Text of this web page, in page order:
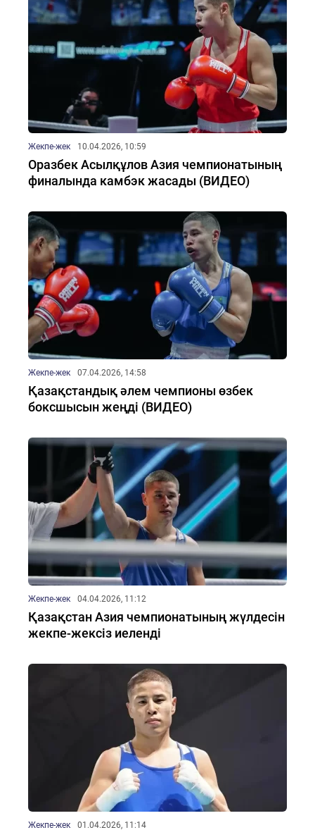
Жекпе-жек 10.04.2026, 10:59
Оразбек Асылқұлов Азия чемпионатының
финалында камбэк жасады (ВИДЕО)
Жекпе-жек 07.04.2026, 14:58
Қазақстандық әлем чемпионы өзбек
боксшысын жеңді (ВИДЕО)
Жекпе-жек 04.04.2026, 11:12
Қазақстан Азия чемпионатының жүлдесін
жекпе-жексіз иеленді
Жекпе-жек 01.04.2026, 11:14